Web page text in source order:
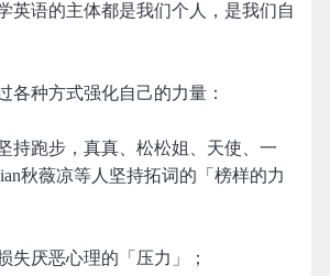
英语的主体都是我们个人，是我们自
各种方式强化自己的力量：
持跑步，真真、松松姐、天使、一
秋薇凉等人坚持拓词的「榜样的力
失厌恶心理的「压力」；